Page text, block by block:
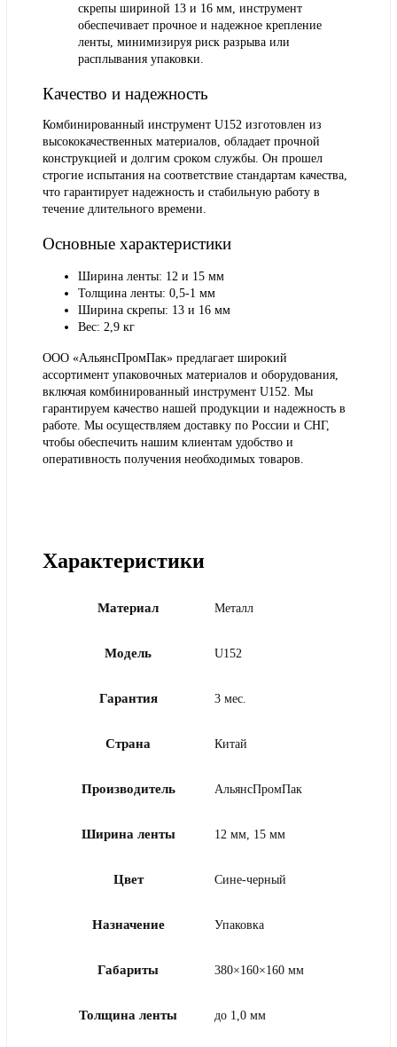
скрепы шириной 13 и 16 мм, инструмент
обеспечивает прочное и надежное крепление
ленты, минимизируя риск разрыва или
расплывания упаковки.
Качество и надежность
Комбинированный инструмент U152 изготовлен из
высококачественных материалов, обладает прочной
конструкцией и долгим сроком службы. Он прошел
строгие испытания на соответствие стандартам качества,
что гарантирует надежность и стабильную работу в
течение длительного времени.
Основные характеристики
Ширина ленты: 12 и 15 мм
Толщина ленты: 0,5-1 мм
Ширина скрепы: 13 и 16 мм
Вес: 2,9 кг
ООО «АльянсПромПак» предлагает широкий
ассортимент упаковочных материалов и оборудования,
включая комбинированный инструмент U152. Мы
гарантируем качество нашей продукции и надежность в
работе. Мы осуществляем доставку по России и СНГ,
чтобы обеспечить нашим клиентам удобство и
оперативность получения необходимых товаров.
Характеристики
Материал Металл
Модель U152
Гарантия 3 мес.
Страна Китай
Производитель АльянсПромПак
Ширина ленты 12 мм, 15 мм
Цвет Сине-черный
Назначение Упаковка
Габариты 380×160×160 мм
Толщина ленты до 1,0 мм